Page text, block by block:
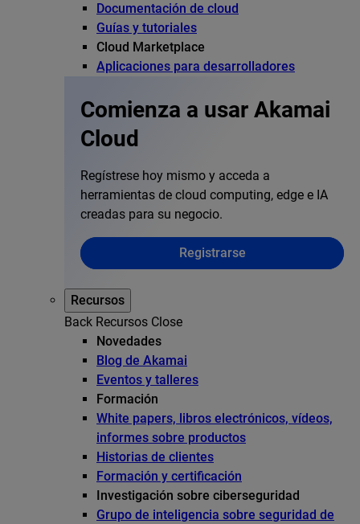
Documentación de cloud
Guías y tutoriales
Cloud Marketplace
Aplicaciones para desarrolladores
Comienza a usar Akamai
Cloud
Regístrese hoy mismo y acceda a
herramientas de cloud computing, edge e IA
creadas para su negocio.
Registrarse
Recursos
Back Recursos Close
Novedades
Blog de Akamai
Eventos y talleres
Formación
White papers, libros electrónicos, vídeos,
informes sobre productos
Historias de clientes
Formación y certificación
Investigación sobre ciberseguridad
Grupo de inteligencia sobre seguridad de